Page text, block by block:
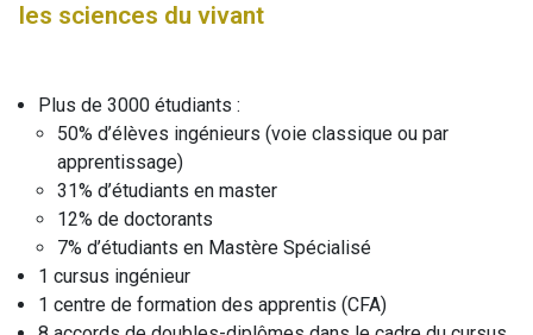
les sciences du vivant
Plus de 3000 étudiants :
50% d’élèves ingénieurs (voie classique ou par
apprentissage)
31% d’étudiants en master
12% de doctorants
7% d’étudiants en Mastère Spécialisé
1 cursus ingénieur
1 centre de formation des apprentis (CFA)